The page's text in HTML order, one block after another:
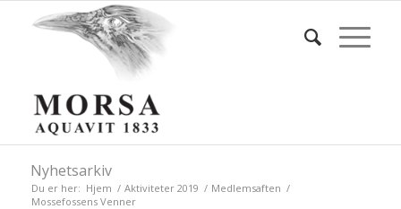
Nyhetsarkiv
Du er her: Hjem / Aktiviteter 2019 / Medlemsaften /
Mossefossens Venner